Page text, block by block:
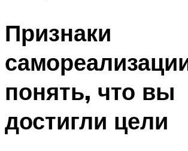
Признаки
понять, что вы
достигли цели